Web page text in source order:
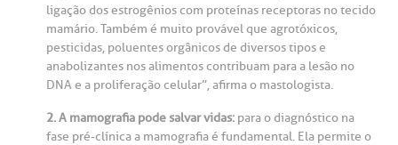
Saiba mais
a BP
Centro de Doenças Autoimunes
atendimento
Cirurgia
ligação dos estrogênios com proteínas receptoras no tecido
mamário. Também é muito provável que agrotóxicos,
pesticidas, poluentes orgânicos de diversos tipos e
anabolizantes nos alimentos contribuam para a lesão no
DNA e a proliferação celular”, afirma o mastologista.
2. A mamografia pode salvar vidas: para o diagnóstico na
fase pré-clínica a mamografia é fundamental. Ela permite o